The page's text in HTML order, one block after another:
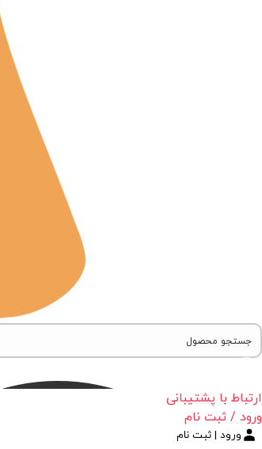
ارتباط با پشتیبانی
ورود / ثبت نام
ورود | ثبت نام